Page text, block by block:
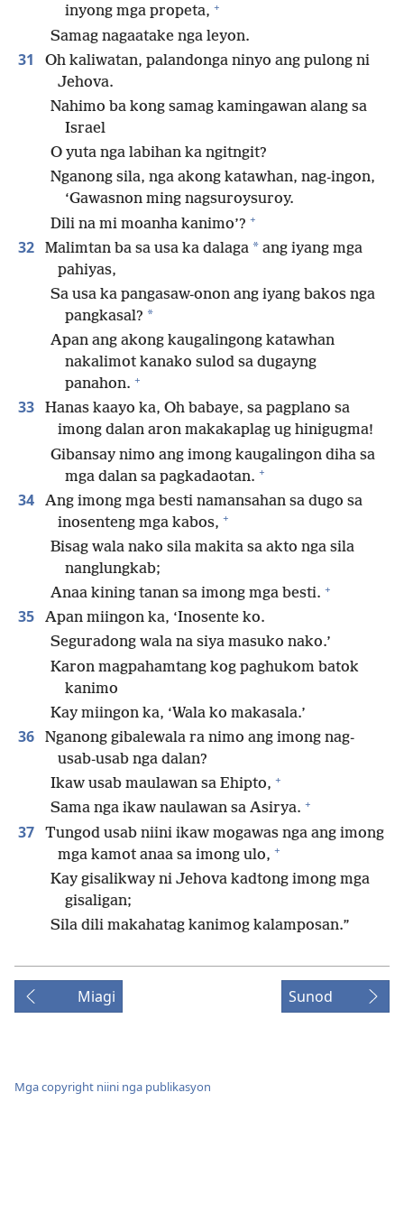
inyong mga propeta, +
Samag nagaatake nga leyon.
31
Oh kaliwatan, palandonga ninyo ang pulong ni
Jehova.
Nahimo ba kong samag kamingawan alang sa
Israel
O yuta nga labihan ka ngitngit?
Nganong sila, nga akong katawhan, nag-ingon,
‘Gawasnon ming nagsuroysuroy.
Dili na mi moanha kanimo’? +
32 Malimtan ba sa usa ka dalaga * ang iyang mga
pahiyas,
Sa usa ka pangasaw-onon ang iyang bakos nga
pangkasal? *
Apan ang akong kaugalingong katawhan
nakalimot kanako sulod sa dugayng
panahon. +
33
Hanas kaayo ka, Oh babaye, sa pagplano sa
imong dalan aron makakaplag ug hinigugma!
Gibansay nimo ang imong kaugalingon diha sa
mga dalan sa pagkadaotan. +
34
Ang imong mga besti namansahan sa dugo sa
inosenteng mga kabos, +
Bisag wala nako sila makita sa akto nga sila
nanglungkab;
Anaa kining tanan sa imong mga besti. +
35
Apan miingon ka, ‘Inosente ko.
Seguradong wala na siya masuko nako.’
Karon magpahamtang kog paghukom batok
kanimo
Kay miingon ka, ‘Wala ko makasala.’
36
Nganong gibalewala ra nimo ang imong nag-
usab-usab nga dalan?
Ikaw usab maulawan sa Ehipto, +
Sama nga ikaw naulawan sa Asirya. +
37
Tungod usab niini ikaw mogawas nga ang imong
mga kamot anaa sa imong ulo, +
Kay gisalikway ni Jehova kadtong imong mga
gisaligan;
Sila dili makahatag kanimog kalamposan.”
Miagi Sunod
Mga copyright niini nga publikasyon